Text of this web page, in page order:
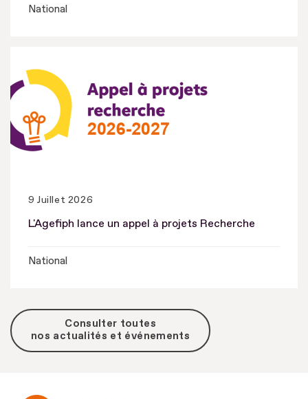
National
9 Juillet 2026
L'Agefiph lance un appel à projets Recherche
National
Consulter toutes
nos actualités et événements